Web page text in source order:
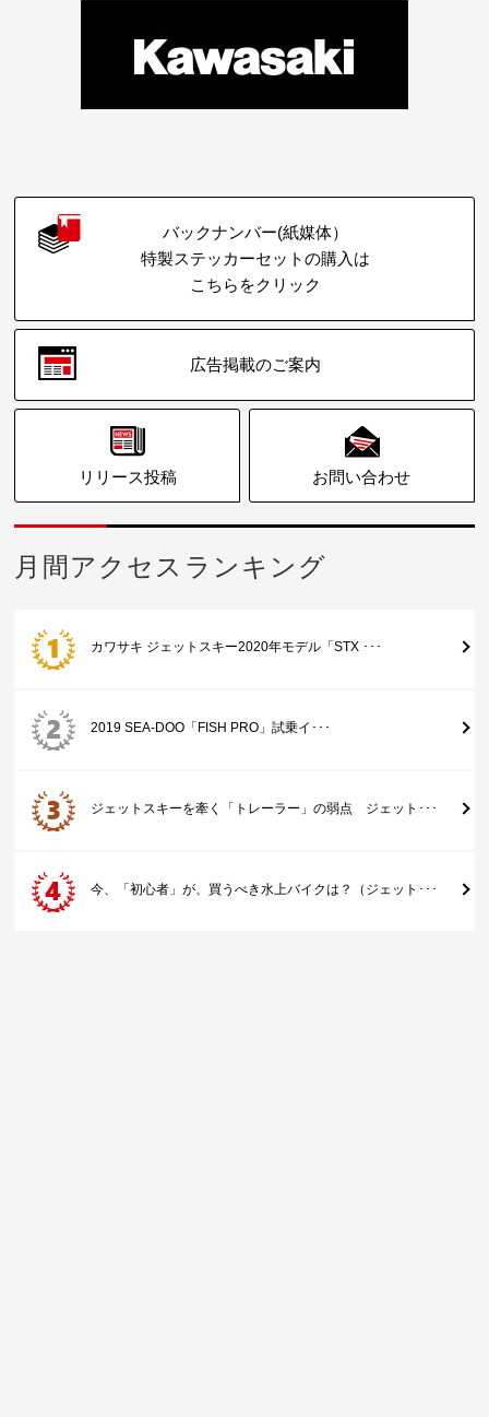
バックナンバー(紙媒体）
特製ステッカーセットの購入は
こちらをクリック
広告掲載のご案内
リリース投稿 お問い合わせ
月間アクセスランキング
カワサキ ジェットスキー2020年モデル「STX ･･･
2019 SEA-DOO「FISH PRO」試乗イ･･･
ジェットスキーを牽く「トレーラー」の弱点 ジェット･･･
今、「初心者」が、買うべき水上バイクは？（ジェット･･･